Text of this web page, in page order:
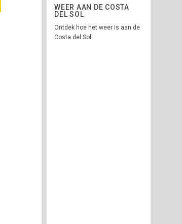
WEER AAN DE COSTA
DEL SOL
Ontdek hoe het weer is aan de
Costa del Sol